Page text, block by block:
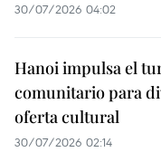
30/07/2026 04:02
Hanoi impulsa el
comunitario para
oferta cultural
30/07/2026 02:14